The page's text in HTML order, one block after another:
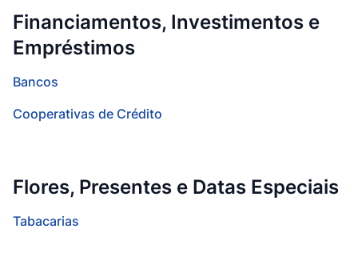
Financiamentos, Investimentos e
Empréstimos
Bancos
Cooperativas de Crédito
Flores, Presentes e Datas Especiais
Tabacarias